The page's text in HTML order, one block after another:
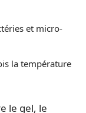
et micro-
la température
le gel, le